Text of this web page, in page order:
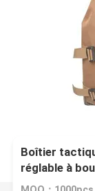
Boîtier
réglable à
balles avec